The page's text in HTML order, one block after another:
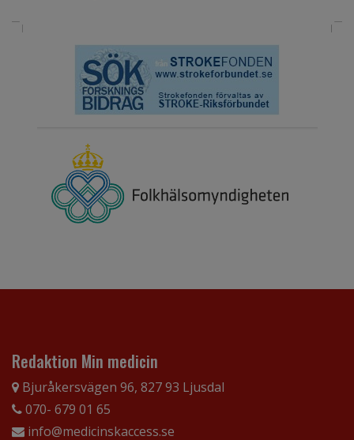
Redaktion Min medicin
Bjuråkersvägen 96, 827 93 Ljusdal
070- 679 01 65
info@medicinskaccess.se